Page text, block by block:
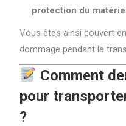
protection du
Vous êtes ainsi couvert
dommage pendant le
Comment
pour
?